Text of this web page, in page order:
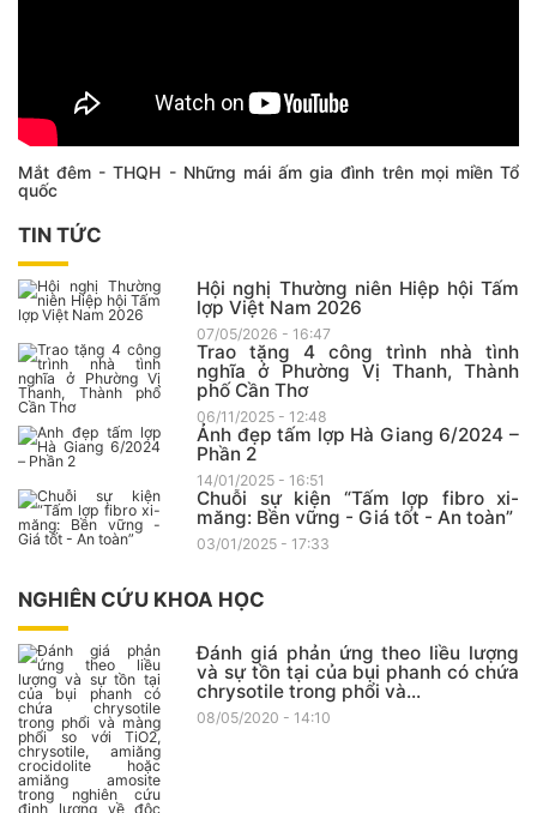
Mắt đêm - THQH - Những mái ấm gia đình trên mọi miền Tổ
quốc
TIN TỨC
Hội nghị Thường niên Hiệp hội Tấm
lợp Việt Nam 2026
07/05/2026 - 16:47
Trao tặng 4 công trình nhà tình
nghĩa ở Phường Vị Thanh, Thành
phố Cần Thơ
06/11/2025 - 12:48
Ảnh đẹp tấm lợp Hà Giang 6/2024 –
Phần 2
14/01/2025 - 16:51
Chuỗi sự kiện “Tấm lợp fibro xi-
măng: Bền vững - Giá tốt - An toàn”
03/01/2025 - 17:33
NGHIÊN CỨU KHOA HỌC
Đánh giá phản ứng theo liều lượng
và sự tồn tại của bụi phanh có chứa
chrysotile trong phổi và...
08/05/2020 - 14:10